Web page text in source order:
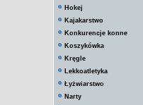
Hokej
Kajakarstwo
Konkurencje konne
Koszykówka
Kręgle
Lekkoatletyka
Łyżwiarstwo
Narty